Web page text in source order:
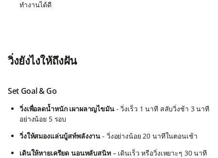
ทำงานได้ดี
วิ่งยังไงให้ถึงฝัน
Set Goal & Go
วิ่งเพื่อลดน้ำหนัก เผาผลาญไขมัน- วิ่งเร็ว 1 นาที สลับวิ่งช้า 3 นาที
อย่างน้อย 5 รอบ
วิ่งให้สมองแล่นบู้สท์พลังงาน - วิ่งอย่างน้อย 20 นาทีในตอนเช้า
เดินให้หายเครียด นอนหลับสนิท– เดินเร็ว หรือวิ่งเหยาะๆ 30 นาที